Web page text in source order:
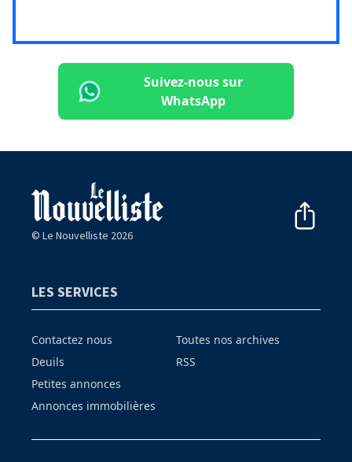
Suivez-nous sur
WhatsApp
© Le Nouvelliste 2026
LES SERVICES
Contactez nous
Deuils
Petites annonces
Annonces immobilières
Toutes nos archives
RSS